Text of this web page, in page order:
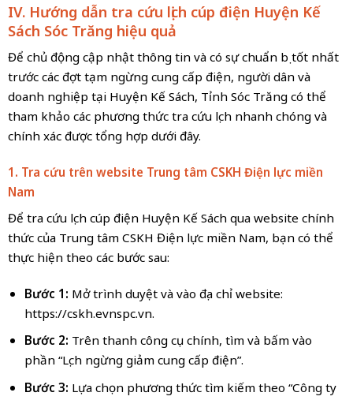
IV. Hướng dẫn tra cứu lịch cúp điện Huyện Kế
Sách Sóc Trăng hiệu quả
Để chủ động cập nhật thông tin và có sự chuẩn bị tốt nhất
trước các đợt tạm ngừng cung cấp điện, người dân và
doanh nghiệp tại Huyện Kế Sách, Tỉnh Sóc Trăng có thể
tham khảo các phương thức tra cứu lịch nhanh chóng và
chính xác được tổng hợp dưới đây.
1. Tra cứu trên website Trung tâm CSKH Điện lực miền
Nam
Để tra cứu lịch cúp điện Huyện Kế Sách qua website chính
thức của Trung tâm CSKH Điện lực miền Nam, bạn có thể
thực hiện theo các bước sau:
Bước 1: Mở trình duyệt và vào địa chỉ website:
https://cskh.evnspc.vn.
Bước 2: Trên thanh công cụ chính, tìm và bấm vào
phần “Lịch ngừng giảm cung cấp điện”.
Bước 3: Lựa chọn phương thức tìm kiếm theo “Công ty